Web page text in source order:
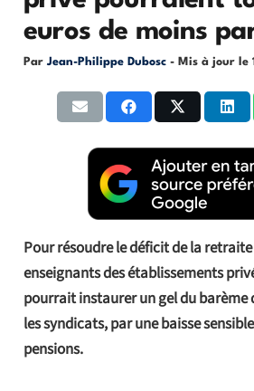
euros de moins
Par Jean-Philippe Dubosc - Mis à jour le
Pour résoudre le déficit de la
enseignants des établissements
pourrait instaurer un gel du barème
les syndicats, par une baisse
pensions.